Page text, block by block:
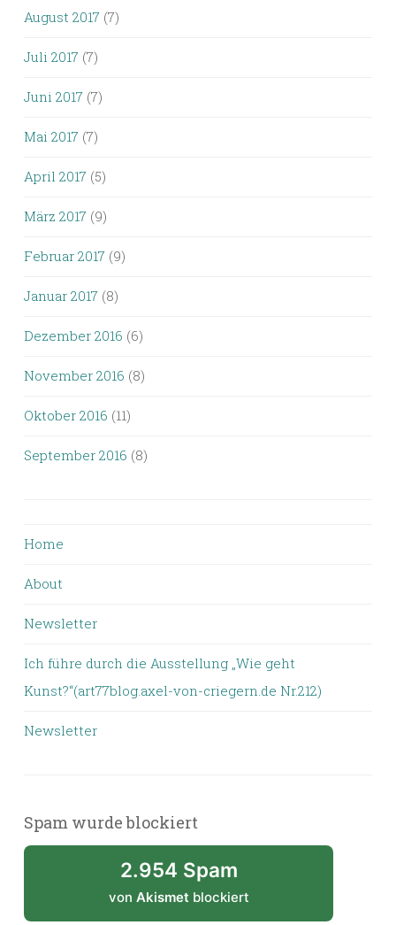
August 2017 (7)
Juli 2017 (7)
Juni 2017 (7)
Mai 2017 (7)
April 2017 (5)
März 2017 (9)
Februar 2017 (9)
Januar 2017 (8)
Dezember 2016 (6)
November 2016 (8)
Oktober 2016 (11)
September 2016 (8)
Home
About
Newsletter
Ich führe durch die Ausstellung „Wie geht
Kunst?“(art77blog.axel-von-criegern.de Nr.212)
Newsletter
Spam wurde blockiert
2.954 Spam
von Akismet blockiert